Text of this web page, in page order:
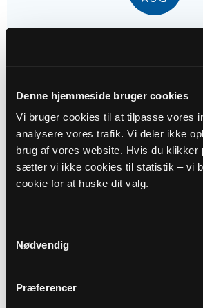
Denne hjemmeside bruger cookies
Vi bruger cookies til at tilpasse vores
analysere vores trafik. Vi deler ikke
brug af vores website. Hvis du klikker
sætter vi ikke cookies til statistik – vi
cookie for at huske dit valg.
Nødvendig
Præferencer
16
AUG
11. s. e. trin.
Lynderup Kirke, kl.